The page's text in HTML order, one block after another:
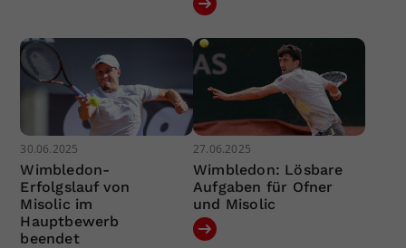
30.06.2025
Wimbledon-
Erfolgslauf von
Misolic im
Hauptbewerb
beendet
27.06.2025
Wimbledon: Lösbare
Aufgaben für Ofner
und Misolic